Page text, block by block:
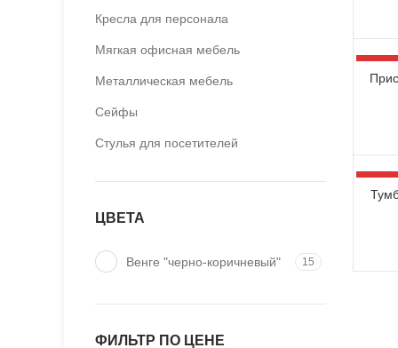
Кресла для персонала
Мягкая офисная мебель
Металлическая мебель
Сейфы
Стулья для посетителей
ЦВЕТА
Венге "черно-коричневый" 15
ФИЛЬТР ПО ЦЕНЕ